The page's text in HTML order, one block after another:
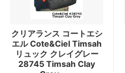
クリアランス コートエシ
エル Cote&Ciel Timsah
リュック クレイグレー
28745 Timsah Clay